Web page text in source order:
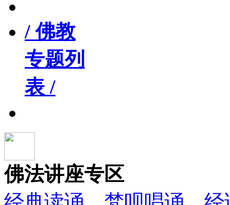
/ 佛教
专题列
表 /
佛法讲座专区